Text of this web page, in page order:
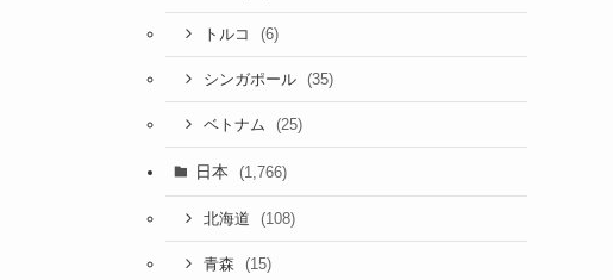
トルコ (6)
シンガポール (35)
ベトナム (25)
日本 (1,766)
北海道 (108)
青森 (15)